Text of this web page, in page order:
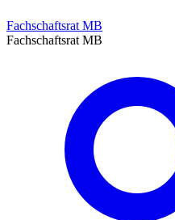
Fachschaftsrat MB
Fachschaftsrat MB